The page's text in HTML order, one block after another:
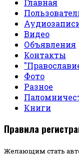
Видео
Объявления
Контакты
Фото
Разное
Книги
Правила
Желающим стать